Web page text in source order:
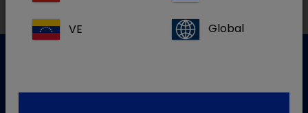
Service clientèle
VE Global